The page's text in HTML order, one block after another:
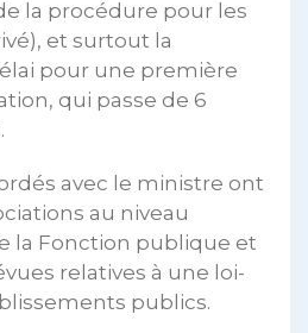
la procédure pour les
et surtout la
pour une première
qui passe de 6
avec le ministre ont
au niveau
la Fonction publique et
relatives à une loi-
publics.